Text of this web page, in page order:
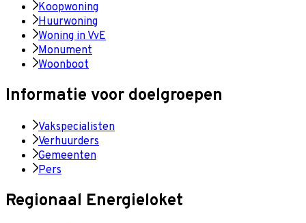
Koopwoning
Huurwoning
Woning in VvE
Monument
Woonboot
Informatie voor doelgroepen
Vakspecialisten
Verhuurders
Gemeenten
Pers
Regionaal Energieloket